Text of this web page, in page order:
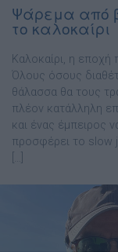
Ψάρεμα από
το καλοκαίρι
Καλοκαίρι, η
Όλους όσους
θάλασσα θα τους
πλέον κατάλληλη
και ένας έμπειρος
προσφέρει το slow